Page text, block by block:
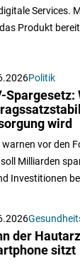
Services.
Produkt
Politik
Spargesetz:
wird
vor den
Milliarden
Investitionen
der
sitzt